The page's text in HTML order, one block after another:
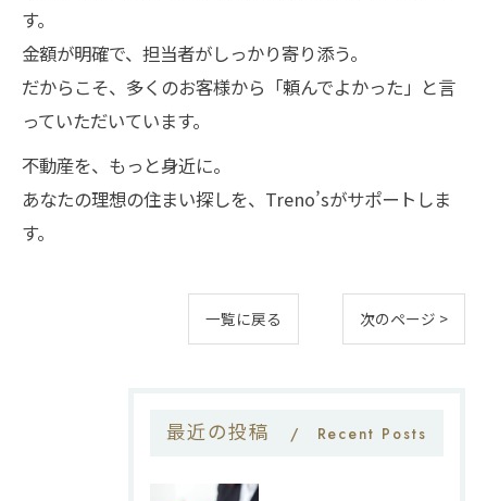
す。
金額が明確で、担当者がしっかり寄り添う。
だからこそ、多くのお客様から「頼んでよかった」と言
っていただいています。
不動産を、もっと身近に。
あなたの理想の住まい探しを、Treno’sがサポートしま
す。
一覧に戻る 次のページ >
最近の投稿 Recent Posts
お問い合わせはこちら